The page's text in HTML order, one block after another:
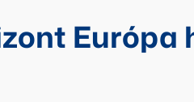
Európa